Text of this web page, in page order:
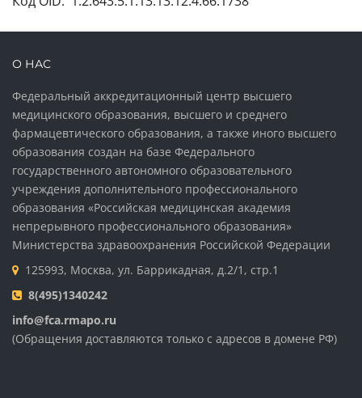
О НАС
Федеральный аккредитационный центр высшего
медицинского образования, высшего и среднего
фармацевтического образования, а также иного высшего
образования создан на базе Федерального
государственного автономного образовательного
учреждения дополнительного профессионального
образования «Российская медицинская академия
непрерывного профессионального образования»
Министерства здравоохранения Российской Федерации
125993, Москва, ул. Баррикадная, д.2/1, стр.1
8(495)1340242
info@fca.rmapo.ru
(Обращения доставляются только с адресов в домене РФ)